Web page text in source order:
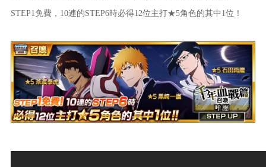
STEP1免費，10連的STEP6時必得12位主打★5角色的其中1位！